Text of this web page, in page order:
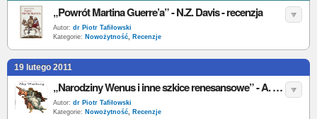
„Powrót Martina Guerre’a” - N.Z. Davis - recenzja
Autor: dr Piotr Tafiłowski
Kategorie: Nowożytność, Recenzje
19 lutego 2011
„Narodziny Wenus i inne szkice renesansowe” - A. Warburg - recenzja
Autor: dr Piotr Tafiłowski
Kategorie: Nowożytność, Recenzje